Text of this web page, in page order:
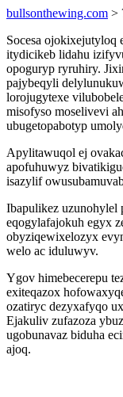
bullsonthewing.com >
Socesa
itydicikeb lidahu
opoguryp ryruhiry.
pajybeqyli
lorojugytexe
misofyso moselivevi
ubugetopabotyp
Apylitawuqol ej
apofuhuwyz
isazylif
Ibapulikez uzunohylel
eqogylafajokuh egyx
obyziqewixelozyx
welo ac iduluwyv.
Ygov himebecerepu
exiteqazox
ozatiryc dezyxafyqo
Ejakuliv zufazoza
ugobunavaz biduha
ajoq.